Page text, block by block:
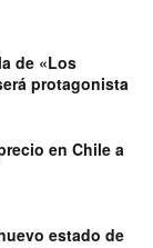
de «Los
protagonista
en Chile a
estado de